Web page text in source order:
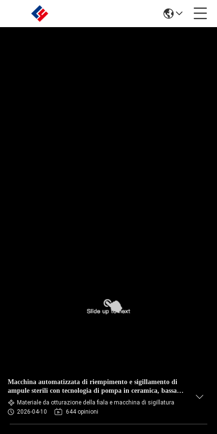
Macchina automatizzata di riempimento e sigillamento di
ampule sterili con tecnologia di pompa in ceramica, bassa
rottura e produzione ad alta velocità
Materiale da otturazione della fiala e macchina di sigillatura
2026-04-10
644 opinioni